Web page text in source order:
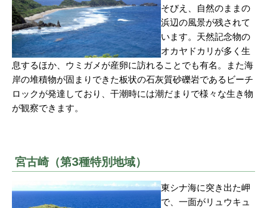
そびえ、自然のままの
浜辺の風景が残されて
います。天然記念物の
オカヤドカリが多く生
息するほか、ウミガメが産卵に訪れることでも有名。また海
岸の堆積物が固まりできた板状の石灰質砂礫岩であるビーチ
ロックが発達しており、干潮時には潮だまりで様々な生き物
が観察できます。
宮古崎（第3種特別地域）
東シナ海に突き出た岬
で、一面がリュウキュ